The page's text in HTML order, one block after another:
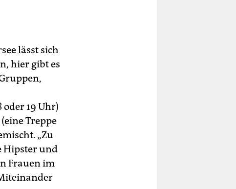
lässt sich
hier gibt es
oder 19 Uhr)
Treppe
„Zu
Hipster und
Frauen im